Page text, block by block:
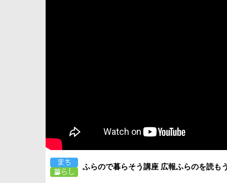
ふらので暮らそう講座 広報ふらのを読も